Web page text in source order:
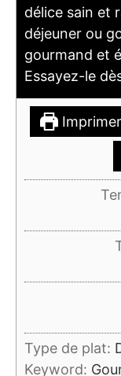
délice sain et
déjeuner ou
gourmand et
Essayez-le
Type de plat:
Keyword: